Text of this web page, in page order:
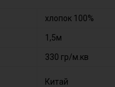
хлопок 100%
1,5м
330 гр/м.кв
Китай